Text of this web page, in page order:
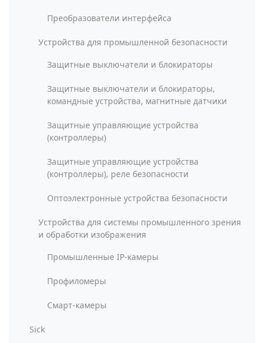
Преобразователи интерфейса
Устройства для промышленной безопасности
Защитные выключатели и блокираторы
Защитные выключатели и блокираторы,
командные устройства, магнитные датчики
Защитные управляющие устройства
(контроллеры)
Защитные управляющие устройства
(контроллеры), реле безопасности
Оптоэлектронные устройства безопасности
Устройства для системы промышленного зрения
и обработки изображения
Промышленные IP-камеры
Профиломеры
Смарт-камеры
Sick